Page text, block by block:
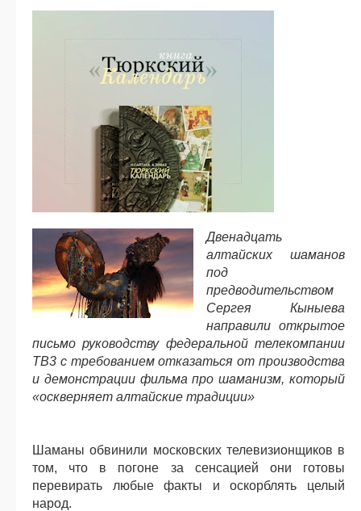
Двенадцать
алтайских шаманов
под
предводительством
Сергея Кыныева
направили открытое
письмо руководству федеральной телекомпании
ТВ3 с требованием отказаться от производства
и демонстрации фильма про шаманизм, который
«оскверняет алтайские традиции»
Шаманы обвинили московских телевизионщиков в
том, что в погоне за сенсацией они готовы
перевирать любые факты и оскорблять целый
народ.